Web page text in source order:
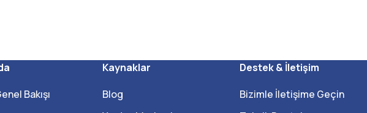
Bakışı
Kaynaklar
Blog
Destek & İletişim
Bizimle İletişime Geçin